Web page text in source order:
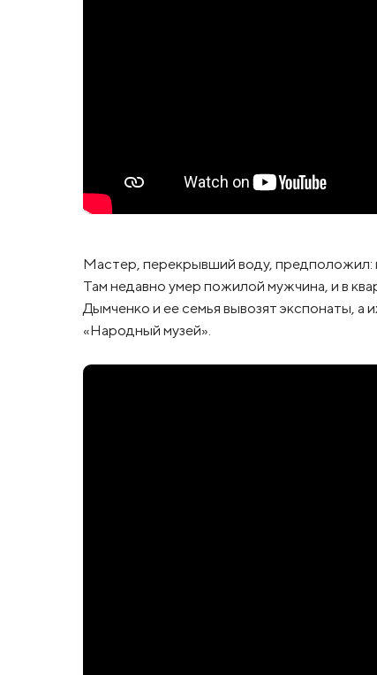
Мастер, перекрывший воду, предположил:
Там недавно умер пожилой мужчина, и в
Дымченко и ее семья вывозят экспонаты,
«Народный музей».